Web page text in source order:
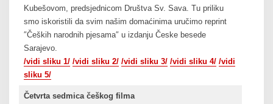
Kubešovom, predsjednicom Društva Sv. Sava. Tu priliku
smo iskoristili da svim našim domaćinima uručimo reprint
″Čeških narodnih pjesama″ u izdanju Česke besede
Sarajevo.
/vidi sliku 1/ /vidi sliku 2/ /vidi sliku 3/ /vidi sliku 4/ /vidi
sliku 5/
Četvrta sedmica češkog filma